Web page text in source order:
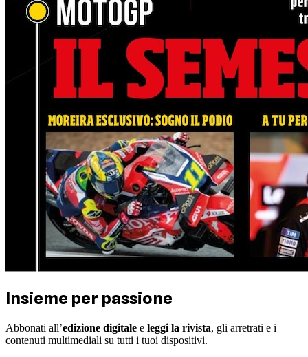
Insieme per passione
Abbonati all’edizione digitale e leggi la rivista, gli arretrati e i
contenuti multimediali su tutti i tuoi dispositivi.